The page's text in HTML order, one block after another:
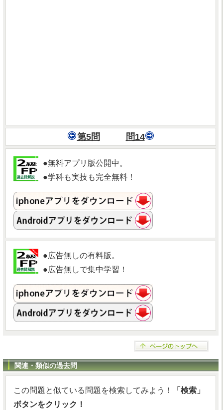
第5問 問14
●無料アプリ版公開中。
●学科も実技も完全無料！
●広告無しの有料版。
●広告無しで集中学習！
関連・類似の過去問
この問題と似ている問題を検索してみよう！
「検索」
ボタンをクリック！